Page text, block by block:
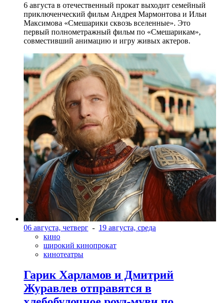
6 августа в отечественный прокат выходит семейный
приключенческий фильм Андрея Мармонтова и Ильи
Максимова «Смешарики сквозь вселенные». Это
первый полнометражный фильм по «Смешарикам»,
совместивший анимацию и игру живых актеров.
06 августа, четверг - 19 августа, среда
кино
широкий кинопрокат
кинотеатры
Гарик Харламов и Дмитрий
Журавлев отправятся в